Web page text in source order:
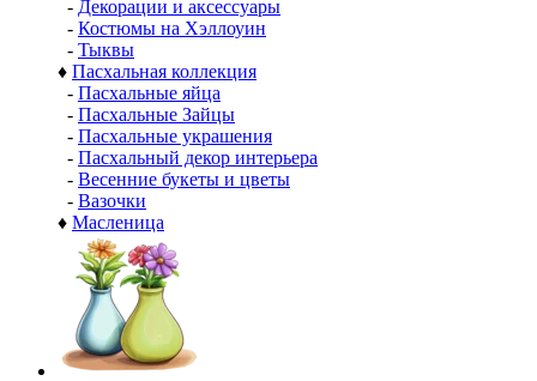
- Декорации и аксессуары
- Костюмы на Хэллоуин
- Тыквы
♦ Пасхальная коллекция
- Пасхальные яйца
- Пасхальные Зайцы
- Пасхальные украшения
- Пасхальный декор интерьера
- Весенние букеты и цветы
- Вазочки
♦ Масленица